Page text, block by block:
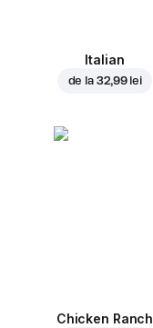
Italian
de la 32,99 lei
Chicken Ranch